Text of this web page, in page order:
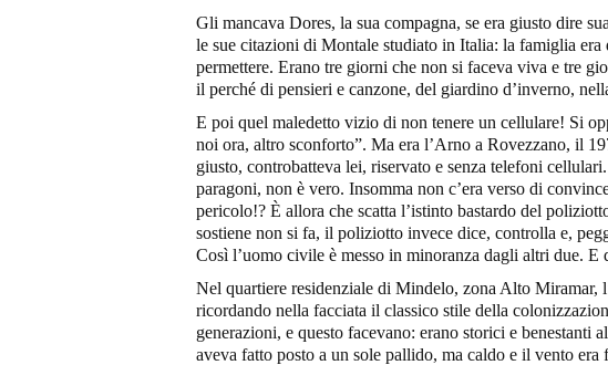
Gli mancava Dores, la sua compagna, se era giusto dire
le sue citazioni di Montale studiato in Italia: la famiglia era
permettere. Erano tre giorni che non si faceva viva e tre
il perché di pensieri e canzone, del giardino d’inverno,
E poi quel maledetto vizio di non tenere un cellulare! Si
noi ora, altro sconforto”. Ma era l’Arno a Rovezzano, il
giusto, controbatteva lei, riservato e senza telefoni
paragoni, non è vero. Insomma non c’era verso di
pericolo!? È allora che scatta l’istinto bastardo del
sostiene non si fa, il poliziotto invece dice, controlla e,
Così l’uomo civile è messo in minoranza dagli altri due. E
Nel quartiere residenziale di Mindelo, zona Alto Miramar,
ricordando nella facciata il classico stile della
generazioni, e questo facevano: erano storici e benestanti
aveva fatto posto a un sole pallido, ma caldo e il vento